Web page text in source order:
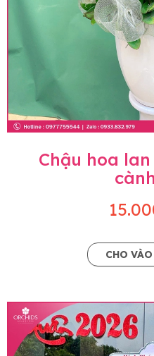
Chậu hoa
CHO